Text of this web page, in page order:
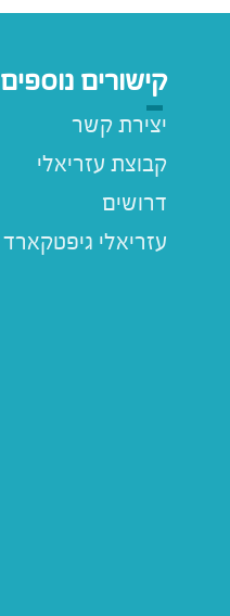
קישורים נוספים
יצירת קשר
קבוצת עזריאלי
דרושים